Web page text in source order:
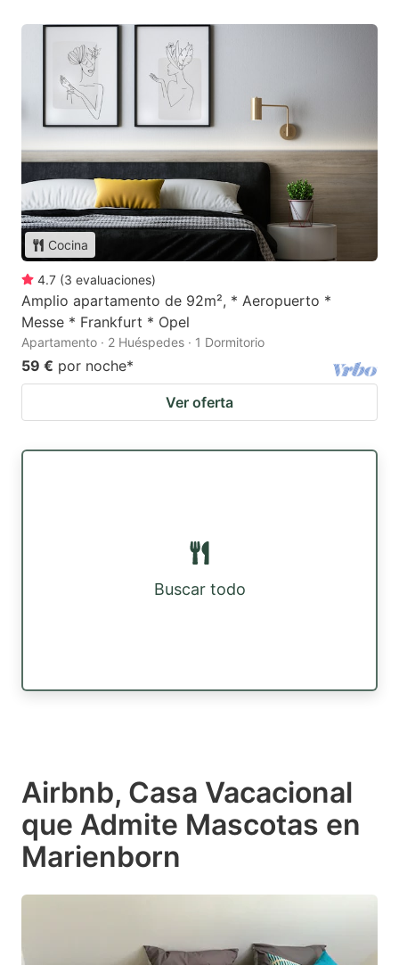
Cocina
4.7 (3 evaluaciones)
Amplio apartamento de 92m², * Aeropuerto *
Messe * Frankfurt * Opel
Apartamento · 2 Huéspedes · 1 Dormitorio
59 € por noche*
Ver oferta
Buscar todo
Airbnb, Casa Vacacional
que Admite Mascotas en
Marienborn